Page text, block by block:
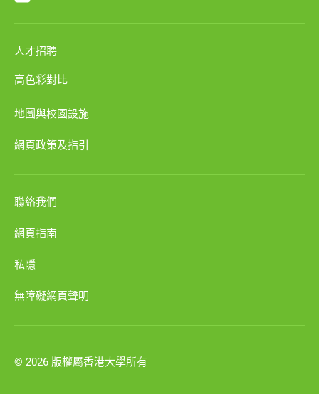
人才招聘
高色彩對比
地圖與校園設施
網頁政策及指引
聯絡我們
網頁指南
私隱
無障礙網頁聲明
© 2026 版權屬香港大學所有